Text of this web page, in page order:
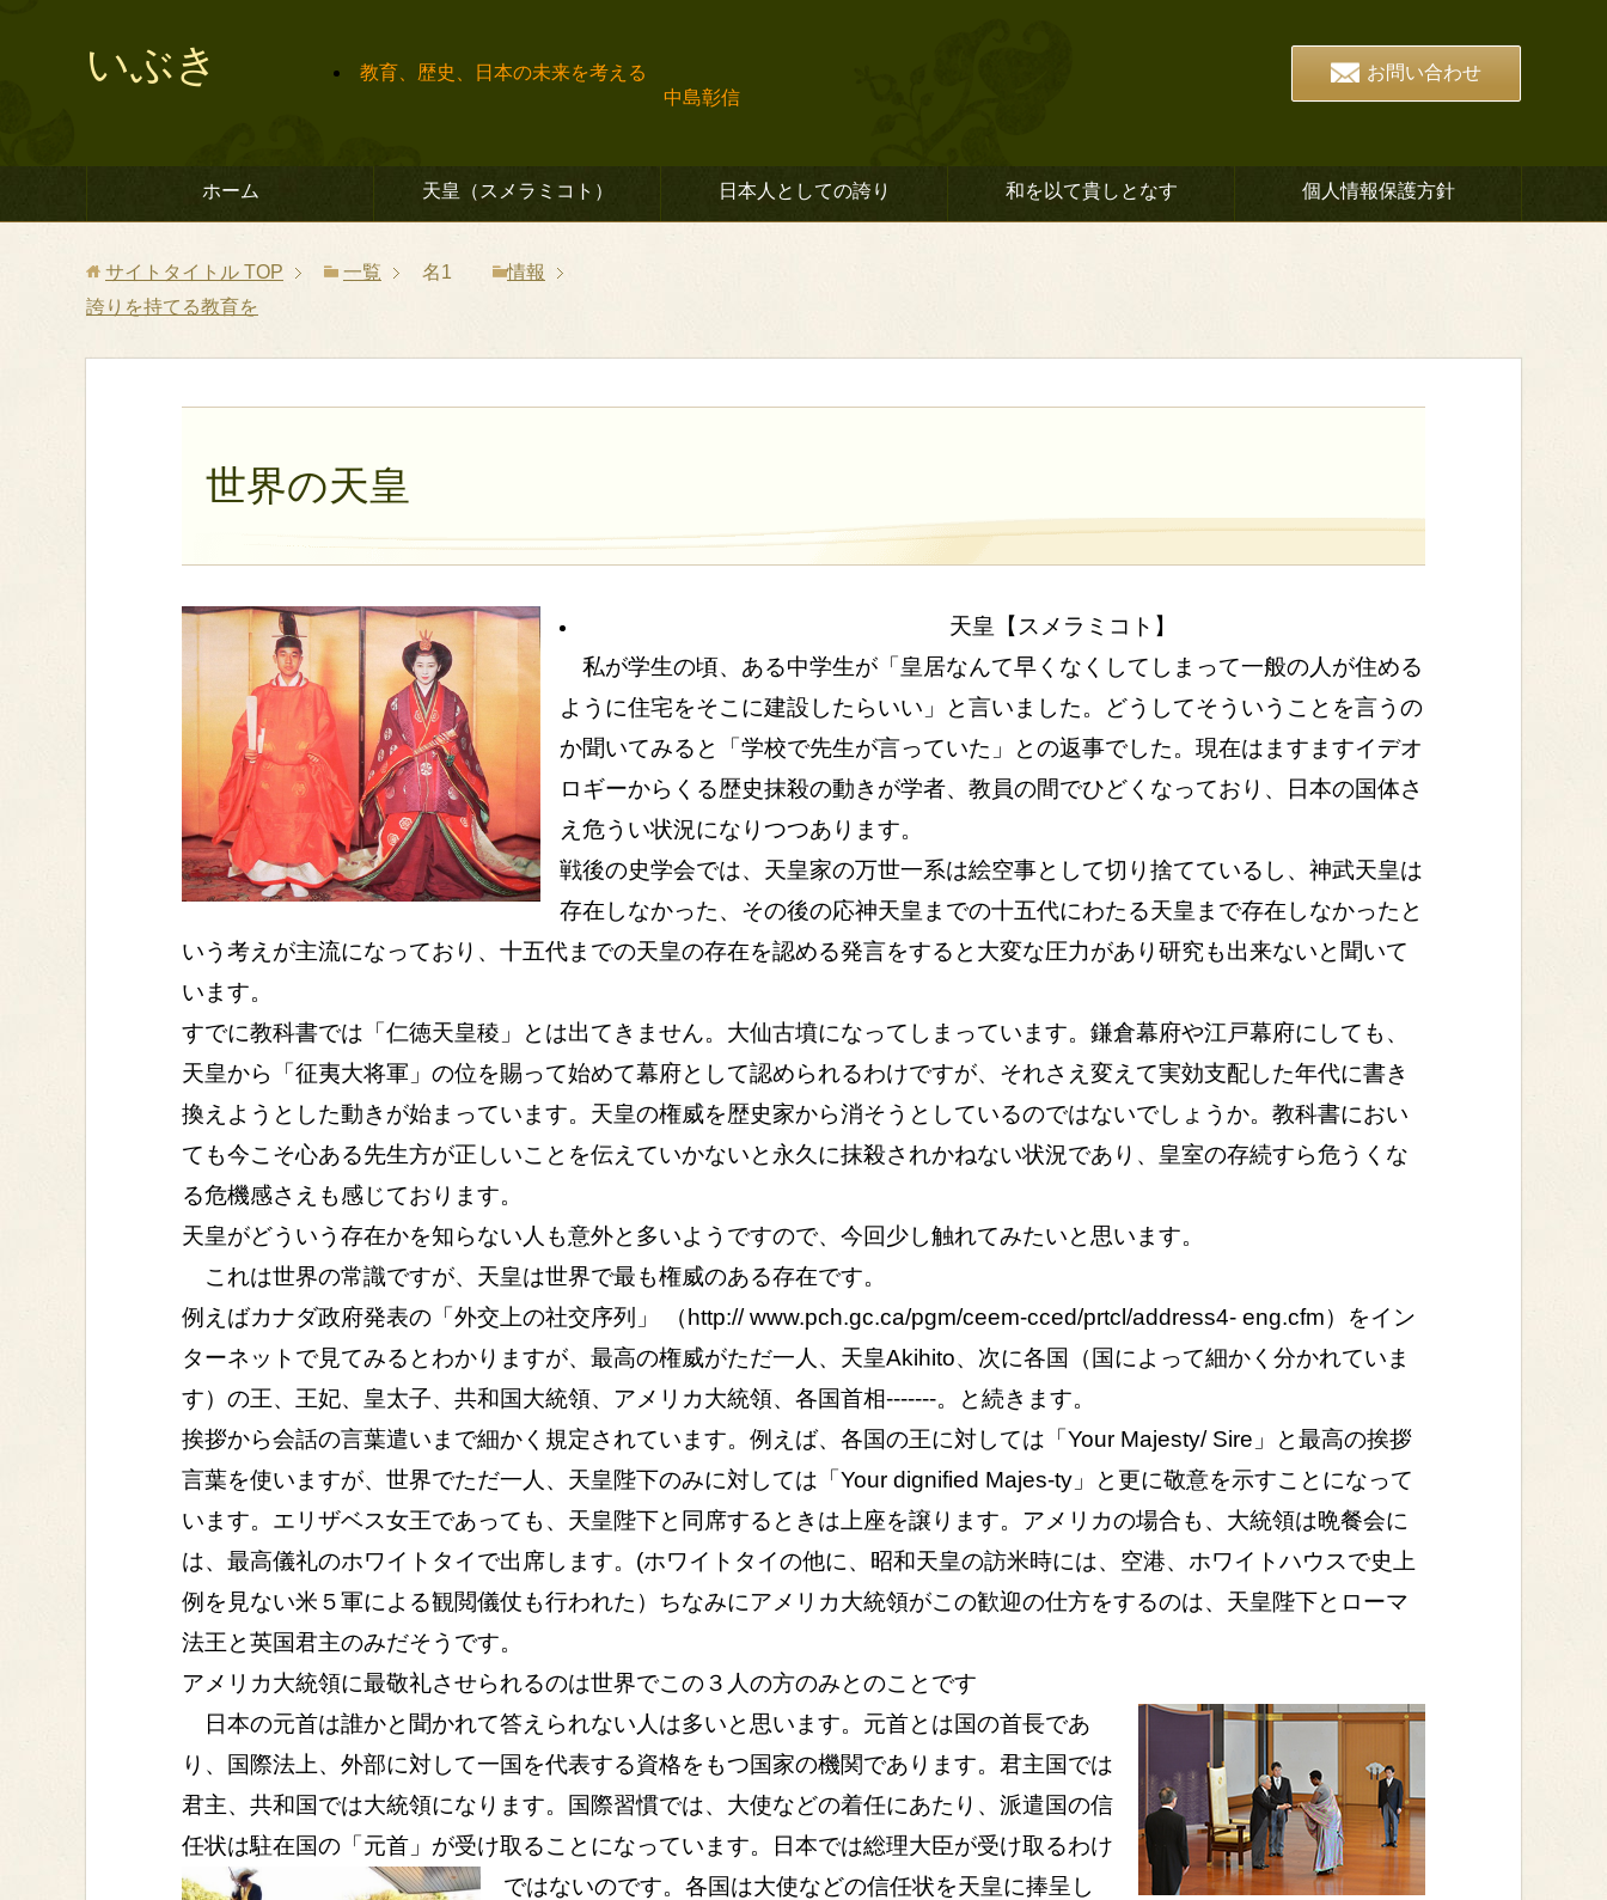
いぶき
教育、歴史、日本の未来を考える
中島彰信
お問い合わせ
ホーム 天皇（スメラミコト） 日本人としての誇り 和を以て貴しとなす 個人情報保護方針
サイトタイトル TOP 一覧 名1
情報
誇りを持てる教育を
世界の天皇
天皇【スメラミコト】
私が学生の頃、ある中学生が「皇居なんて早くなくしてしまって一般の人が住める
ように住宅をそこに建設したらいい」と言いました。どうしてそういうことを言うの
か聞いてみると「学校で先生が言っていた」との返事でした。現在はますますイデオ
ロギーからくる歴史抹殺の動きが学者、教員の間でひどくなっており、日本の国体さ
え危うい状況になりつつあります。
戦後の史学会では、天皇家の万世一系は絵空事として切り捨てているし、神武天皇は
存在しなかった、その後の応神天皇までの十五代にわたる天皇まで存在しなかったと
いう考えが主流になっており、十五代までの天皇の存在を認める発言をすると大変な圧力があり研究も出来ないと聞いて
います。
すでに教科書では「仁徳天皇稜」とは出てきません。大仙古墳になってしまっています。鎌倉幕府や江戸幕府にしても、
天皇から「征夷大将軍」の位を賜って始めて幕府として認められるわけですが、それさえ変えて実効支配した年代に書き
換えようとした動きが始まっています。天皇の権威を歴史家から消そうとしているのではないでしょうか。教科書におい
ても今こそ心ある先生方が正しいことを伝えていかないと永久に抹殺されかねない状況であり、皇室の存続すら危うくな
る危機感さえも感じております。
天皇がどういう存在かを知らない人も意外と多いようですので、今回少し触れてみたいと思います。
これは世界の常識ですが、天皇は世界で最も権威のある存在です。
例えばカナダ政府発表の「外交上の社交序列」 （http:// www.pch.gc.ca/pgm/ceem-cced/prtcl/address4- eng.cfm）をイン
ターネットで見てみるとわかりますが、最高の権威がただ一人、天皇Akihito、次に各国（国によって細かく分かれていま
す）の王、王妃、皇太子、共和国大統領、アメリカ大統領、各国首相-------。と続きます。
挨拶から会話の言葉遣いまで細かく規定されています。例えば、各国の王に対しては「Your Majesty/ Sire」と最高の挨拶
言葉を使いますが、世界でただ一人、天皇陛下のみに対しては「Your dignified Majes-ty」と更に敬意を示すことになって
います。エリザベス女王であっても、天皇陛下と同席するときは上座を譲ります。アメリカの場合も、大統領は晩餐会に
は、最高儀礼のホワイトタイで出席します。(ホワイトタイの他に、昭和天皇の訪米時には、空港、ホワイトハウスで史上
例を見ない米５軍による観閲儀仗も行われた）ちなみにアメリカ大統領がこの歓迎の仕方をするのは、天皇陛下とローマ
法王と英国君主のみだそうです。
アメリカ大統領に最敬礼させられるのは世界でこの３人の方のみとのことです
日本の元首は誰かと聞かれて答えられない人は多いと思います。元首とは国の首長であ
り、国際法上、外部に対して一国を代表する資格をもつ国家の機関であります。君主国では
君主、共和国では大統領になります。国際習慣では、大使などの着任にあたり、派遣国の信
任状は駐在国の「元首」が受け取ることになっています。日本では総理大臣が受け取るわけ
ではないのです。各国は大使などの信任状を天皇に捧呈し